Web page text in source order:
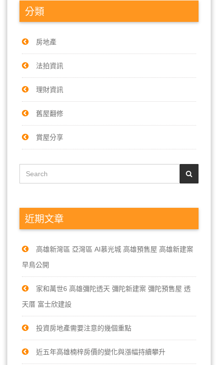
分類
房地產
法拍資訊
理財資訊
舊屋翻修
賞屋分享
近期文章
高雄新灣區 亞灣區 AI慕光城 高雄預售屋 高雄新建案
早鳥公開
家和萬世6 高雄彌陀透天 彌陀新建案 彌陀預售屋 透
天厝 富士欣建設
投資房地產需要注意的幾個重點
近五年高雄楠梓房價的變化與漲幅持續攀升